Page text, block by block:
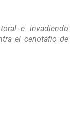
e invadiendo
el cenotafio de